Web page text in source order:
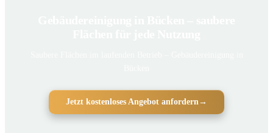
Jetzt kostenloses Angebot anfordern→